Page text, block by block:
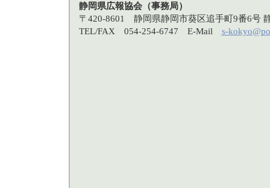
静岡県広報協会（事務局）
〒420-8601 静岡県静岡市葵区追手町9番6号
TEL/FAX 054-254-6747 E-Mail s-